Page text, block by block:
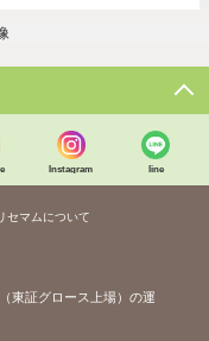
Instagram line
セマムについて
東証グロース上場）の運